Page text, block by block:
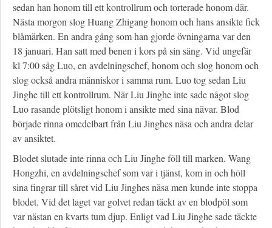
sedan han honom till ett kontrollrum och torterade honom där.
Nästa morgon slog Huang Zhigang honom och hans ansikte fick
blåmärken. En andra gång som han gjorde övningarna var den
18 januari. Han satt med benen i kors på sin säng. Vid ungefär
kl 7:00 såg Luo, en avdelningschef, honom och slog honom och
slog också andra människor i samma rum. Luo tog sedan Liu
Jinghe till ett kontrollrum. När Liu Jinghe inte sade något slog
Luo rasande plötsligt honom i ansikte med sina nävar. Blod
började rinna omedelbart från Liu Jinghes näsa och andra delar
av ansiktet.
Blodet slutade inte rinna och Liu Jinghe föll till marken. Wang
Hongzhi, en avdelningschef som var i tjänst, kom in och höll
sina fingrar till såret vid Liu Jinghes näsa men kunde inte stoppa
blodet. Vid det laget var golvet redan täckt av en blodpöl som
var nästan en kvarts tum djup. Enligt vad Liu Jinghe sade täckte